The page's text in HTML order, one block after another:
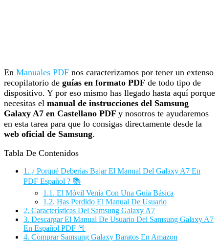
En Manuales PDF nos caracterizamos por tener un extenso
recopilatorio de guías en formato PDF de todo tipo de
dispositivo. Y por eso mismo has llegado hasta aquí porque
necesitas el manual de instrucciones del Samsung
Galaxy A7 en Castellano PDF y nosotros te ayudaremos
en esta tarea para que lo consigas directamente desde la
web oficial de Samsung.
Tabla De Contenidos
1. ¿ Porqué Deberías Bajar El Manual Del Galaxy A7 En
PDF Español ? 📚
1.1. El Móvil Venía Con Una Guía Básica
1.2. Has Perdido El Manual De Usuario
2. Características Del Samsung Galaxy A7
3. Descargar El Manual De Usuario Del Samsung Galaxy A7
En Español PDF 📕
4. Comprar Samsung Galaxy Baratos En Amazon